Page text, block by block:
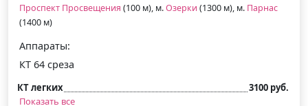
Проспект Просвещения (100 м), м.Озерки (1300 м), м. Парнас
(1400 м)
Аппараты:
КТ 64 среза
КТ легких
3100 руб.
Показать все